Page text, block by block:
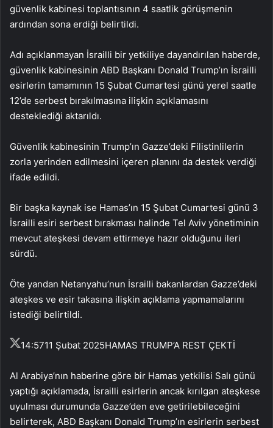
güvenlik kabinesi toplantısının 4 saatlik görüşmenin
ardından sona erdiği belirtildi.
Adı açıklanmayan İsrailli bir yetkiliye dayandırılan haberde,
güvenlik kabinesinin ABD Başkanı Donald Trump’ın İsrailli
esirlerin tamamının 15 Şubat Cumartesi günü yerel saatle
12’de serbest bırakılmasına ilişkin açıklamasını
desteklediği aktarıldı.
Güvenlik kabinesinin Trump’ın Gazze’deki Filistinlilerin
zorla yerinden edilmesini içeren planını da destek verdiği
ifade edildi.
Bir başka kaynak ise Hamas’ın 15 Şubat Cumartesi günü 3
İsrailli esiri serbest bırakması halinde Tel Aviv yönetiminin
mevcut ateşkesi devam ettirmeye hazır olduğunu ileri
sürdü.
Öte yandan Netanyahu’nun İsrailli bakanlardan Gazze’deki
ateşkes ve esir takasına ilişkin açıklama yapmamalarını
istediği belirtildi.
14:5711 Şubat 2025HAMAS TRUMP’A REST ÇEKTİ
Al Arabiya’nın haberine göre bir Hamas yetkilisi Salı günü
yaptığı açıklamada, İsrailli esirlerin ancak kırılgan ateşkese
uyulması durumunda Gazze’den eve getirilebileceğini
belirterek, ABD Başkanı Donald Trump’ın esirlerin serbest